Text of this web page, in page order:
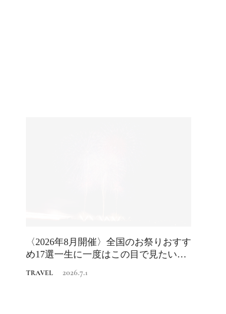
〈2026年8月開催〉全国のお祭りおすす
め17選一生に一度はこの目で見たい！
TRAVEL 2026.7.1